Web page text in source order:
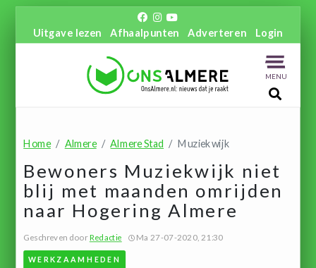
Uitgave lezen Afhaalpunten Adverteren Login
MENU
Home Almere Almere Stad Muziekwijk
Bewoners Muziekwijk niet
blij met maanden omrijden
naar Hogering Almere
Geschreven doorRedactie Ma 27-07-2020, 21:30
WERKZAAMHEDEN